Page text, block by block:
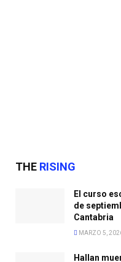
THE RISING
El curso
de
Cantabria
MARZO 5,
Hallan